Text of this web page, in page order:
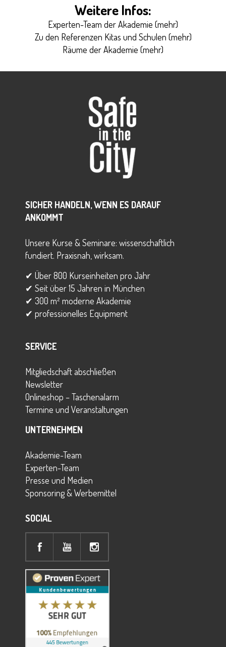
Weitere Infos:
Experten-Team der Akademie (mehr)
Zu den Referenzen Kitas und Schulen (mehr)
Räume der Akademie (mehr)
SICHER HANDELN, WENN ES DARAUF
ANKOMMT
Unsere Kurse & Seminare: wissenschaftlich
fundiert. Praxisnah, wirksam.
✔ Über 800 Kurseinheiten pro Jahr
✔ Seit über 15 Jahren in München
✔ 300 m² moderne Akademie
✔ professionelles Equipment
SERVICE
Mitgliedschaft abschließen
Newsletter
Onlineshop – Taschenalarm
Termine und Veranstaltungen
UNTERNEHMEN
Akademie-Team
Experten-Team
Presse und Medien
Sponsoring & Werbemittel
SOCIAL